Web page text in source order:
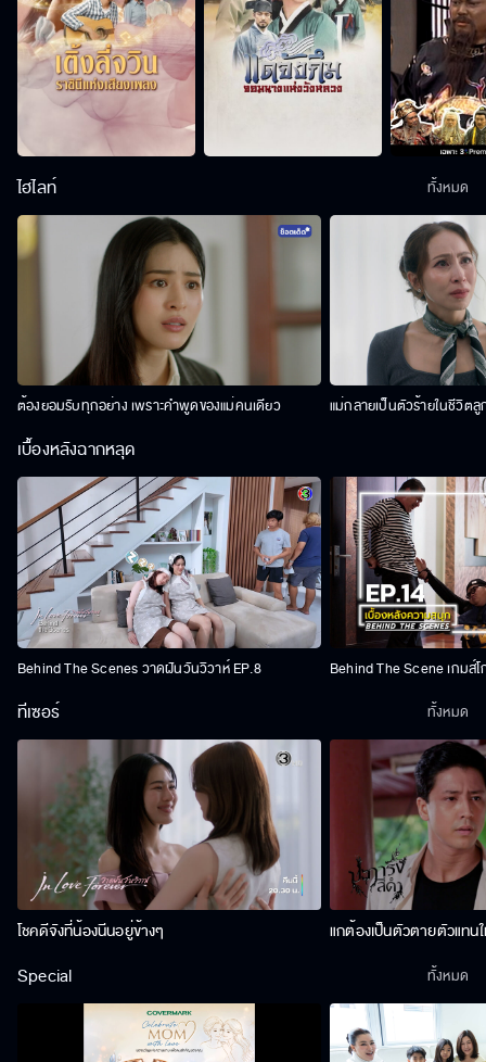
ไฮไลท์
ต้องยอมรับทุกอย่าง เพราะคำพูดของแม่คนเดียว แม่กลายเป็นตัวร้ายในชีวิตลู
ทั้งหมด
เบื้องหลังฉากหลุด
Behind The Scenes วาดฝันวันวิวาห์ EP.8 Behind The Scene เกมส์
ทีเซอร์
โชคดีจังที่น้องนีนอยู่ข้างๆ แกต้องเป็นตัวตายตัวแทน
ทั้งหมด
Special ทั้งหมด